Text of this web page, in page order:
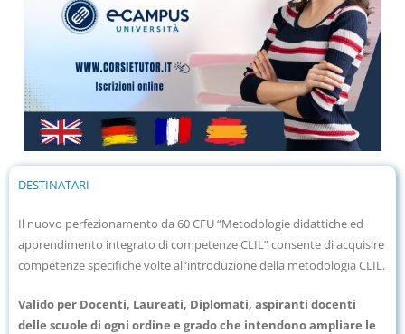
DESTINATARI
Il nuovo perfezionamento da 60 CFU “Metodologie didattiche ed
apprendimento integrato di competenze CLIL” consente di acquisire
competenze specifiche volte all’introduzione della metodologia CLIL.
Valido per Docenti, Laureati, Diplomati, aspiranti docenti
delle scuole di ogni ordine e grado che intendono ampliare le